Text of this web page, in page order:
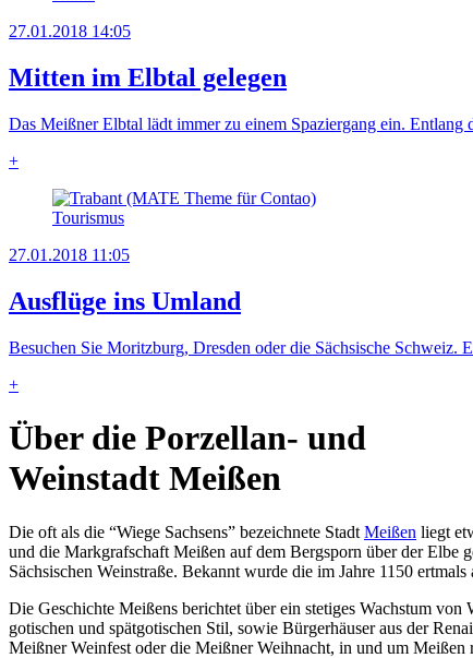
27.01.2018 14:05
Mitten im Elbtal gelegen
Das Meißner Elbtal lädt immer zu einem Spaziergang ein.
+
Tourismus
27.01.2018 11:05
Ausflüge ins Umland
Besuchen Sie Moritzburg, Dresden oder die Sächsische Schweiz.
+
Über die Porzellan- und
Weinstadt Meißen
Die oft als die “Wiege Sachsens” bezeichnete Stadt Meißen liegt
und die Markgrafschaft Meißen auf dem Bergsporn über der Elbe
Sächsischen Weinstraße. Bekannt wurde die im Jahre 1150
Die Geschichte Meißens berichtet über ein stetiges Wachstum
gotischen und spätgotischen Stil, sowie Bürgerhäuser aus der
Meißner Weinfest oder die Meißner Weihnacht, in und um